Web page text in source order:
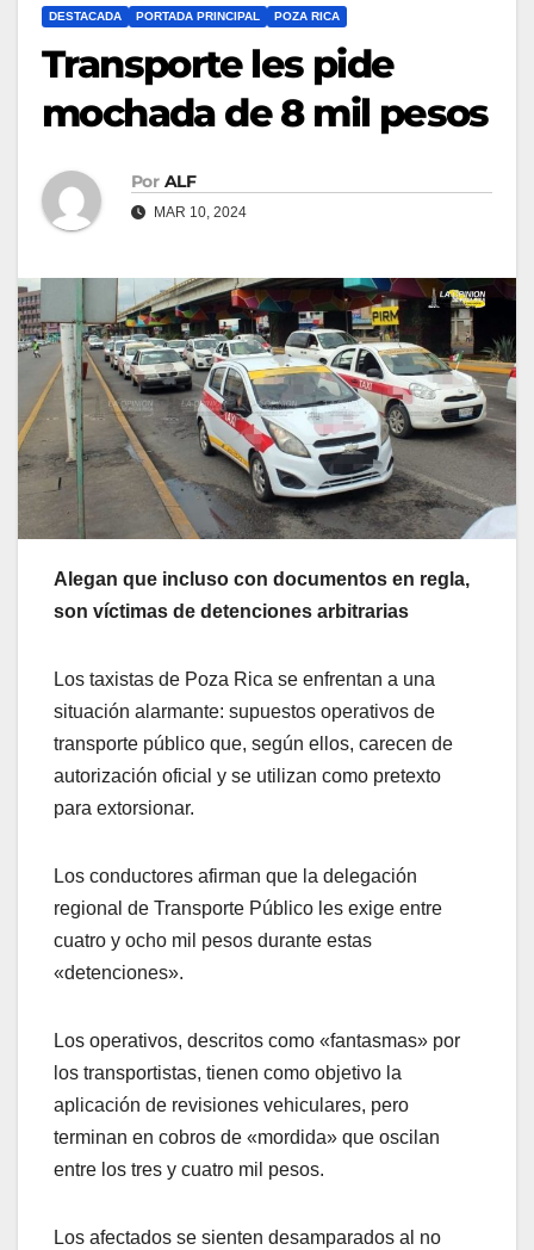
DESTACADA PORTADA PRINCIPAL POZA RICA
Transporte les pide
mochada de 8 mil pesos
Por ALF
MAR 10, 2024
Alegan que incluso con documentos en regla,
son víctimas de detenciones arbitrarias
Los taxistas de Poza Rica se enfrentan a una
situación alarmante: supuestos operativos de
transporte público que, según ellos, carecen de
autorización oficial y se utilizan como pretexto
para extorsionar.
Los conductores afirman que la delegación
regional de Transporte Público les exige entre
cuatro y ocho mil pesos durante estas
«detenciones».
Los operativos, descritos como «fantasmas» por
los transportistas, tienen como objetivo la
aplicación de revisiones vehiculares, pero
terminan en cobros de «mordida» que oscilan
entre los tres y cuatro mil pesos.
Los afectados se sienten desamparados al no